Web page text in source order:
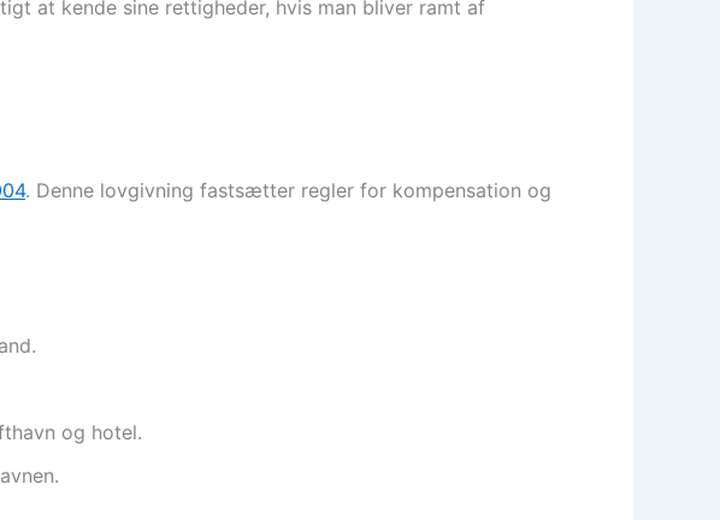
at kende sine rettigheder, hvis man bliver ramt af
. Denne lovgivning fastsætter regler for kompensation og
og hotel.